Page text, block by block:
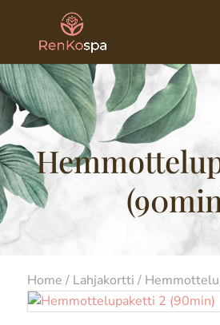
Home / Lahjakortti /